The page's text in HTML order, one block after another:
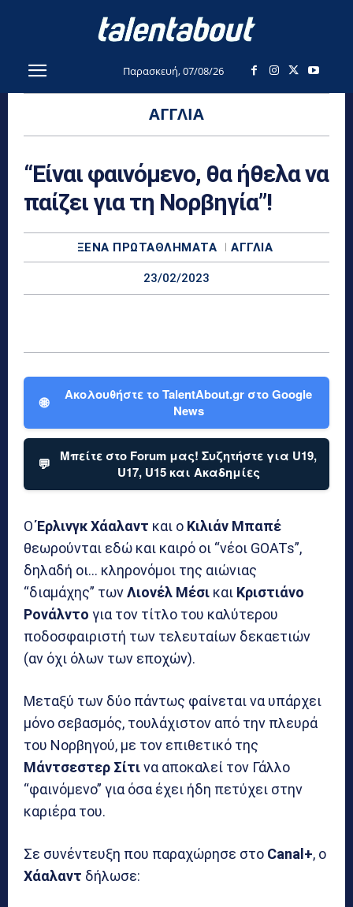
Παρασκευή, 07/08/26
ΑΓΓΛΊΑ
“Είναι φαινόμενο, θα ήθελα να
παίζει για τη Νορβηγία”!
ΞΈΝΑ ΠΡΩΤΑΘΛΉΜΑΤΑ ΑΓΓΛΊΑ
23/02/2023
🌐
Ακολουθήστε το TalentAbout.gr στο Google
News
💬
Μπείτε στο Forum μας! Συζητήστε για U19,
U17, U15 και Ακαδημίες
ΟΈρλινγκ Χάαλαντ και ο Κιλιάν Μπαπέ
θεωρούνται εδώ και καιρό οι “νέοι GOATs”,
δηλαδή οι… κληρονόμοι της αιώνιας
“διαμάχης” τωνΛιονέλ Μέσι και Κριστιάνο
Ρονάλντο για τον τίτλο του καλύτερου
ποδοσφαιριστή των τελευταίων δεκαετιών
(αν όχι όλων των εποχών).
Μεταξύ των δύο πάντως φαίνεται να υπάρχει
μόνο σεβασμός, τουλάχιστον από την πλευρά
του Νορβηγού, με τον επιθετικό της
Μάντσεστερ Σίτινα αποκαλεί τον Γάλλο
“φαινόμενο” για όσα έχει ήδη πετύχει στην
καριέρα του.
Σε συνέντευξη που παραχώρησε στο Canal+, ο
Χάαλαντ δήλωσε: